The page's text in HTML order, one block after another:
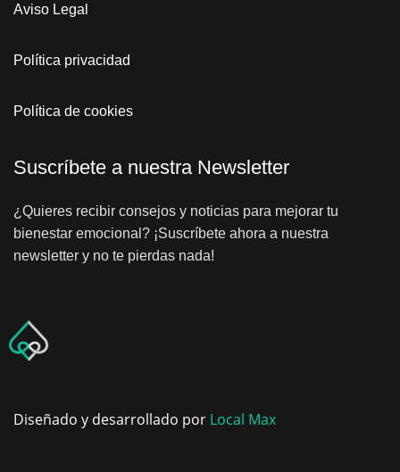
Aviso Legal
Política privacidad
Política de cookies
Suscríbete a nuestra Newsletter
¿Quieres recibir consejos y noticias para mejorar tu
bienestar emocional? ¡Suscríbete ahora a nuestra
newsletter y no te pierdas nada!
Diseñado y desarrollado por Local Max